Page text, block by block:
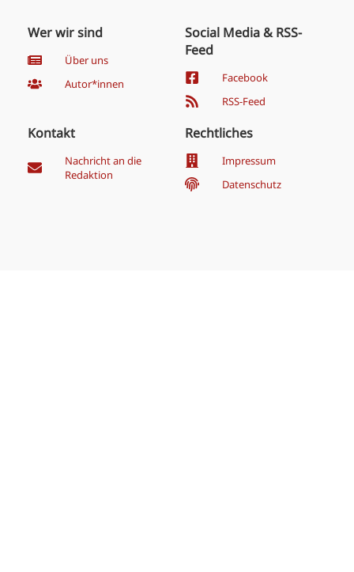
Wer wir sind
Über uns
Autor*innen
Social Media & RSS-
Feed
Facebook
RSS-Feed
Kontakt
Nachricht an die
Redaktion
Rechtliches
Impressum
Datenschutz